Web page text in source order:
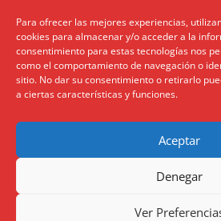
Para ofrecer las mejores experiencias,
cookies para almacenar y/o acceder a la
consentimiento para estas tecnologías nos
como el comportamiento de navegación o
sitio. No dar su consentimiento o retirarlo
a ciertas características y funciones.
Aceptar
Denegar
Ver
info@humanusconsulting.com
LISBOA
R. Joaquim António de Aguiar
1070 – 150 Lisboa
Tel: (+34) 952 112 561
info@humanusconsulting.com
Politica Privacidad
@ Humanus Consulting HR Mgmt. S.L
reservados